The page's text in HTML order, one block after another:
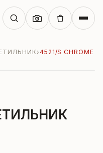
›4521/S CHROME